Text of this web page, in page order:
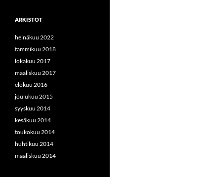
ARKISTOT
heinäkuu 2022
tammikuu 2018
lokakuu 2017
maaliskuu 2017
elokuu 2016
joulukuu 2015
syyskuu 2014
kesäkuu 2014
toukokuu 2014
huhtikuu 2014
maaliskuu 2014